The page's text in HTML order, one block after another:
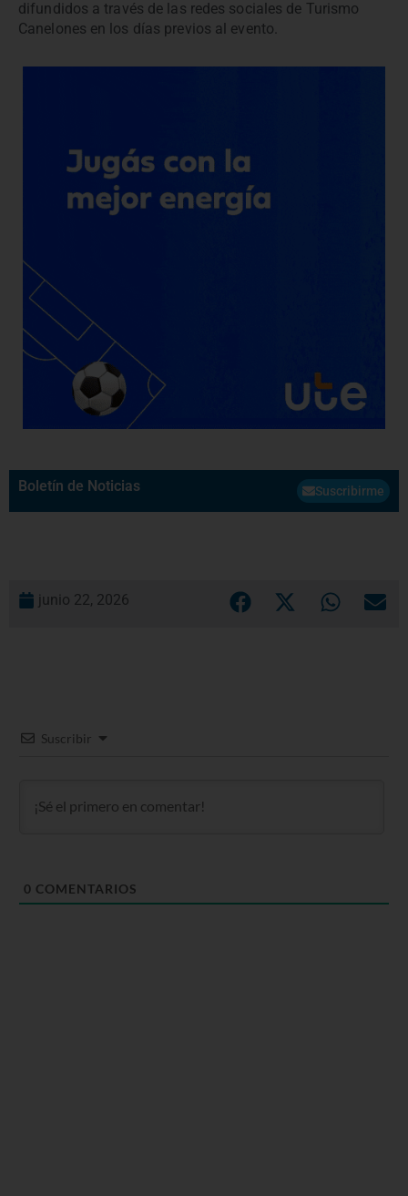
difundidos a través de las redes sociales de Turismo
Canelones en los días previos al evento.
Boletín de Noticias Suscribirme
junio 22, 2026
Suscribir
0 COMENTARIOS